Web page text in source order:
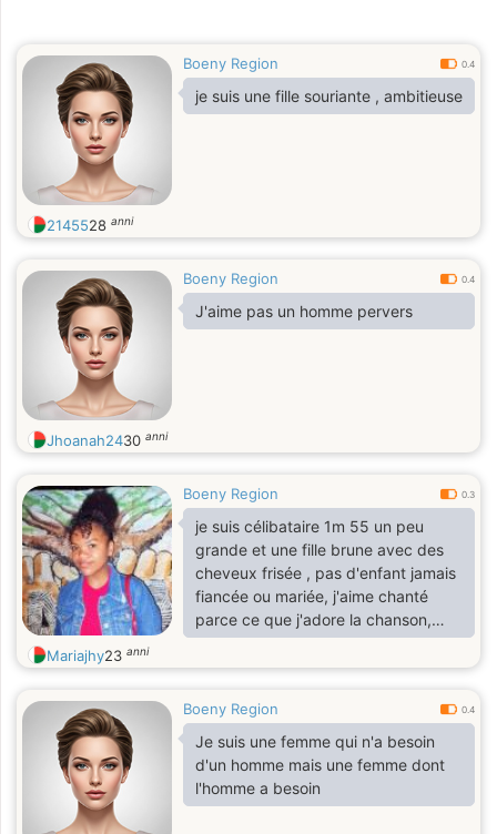
Boeny Region 0.4
je suis une fille souriante , ambitieuse
2145528 anni
Boeny Region 0.4
J'aime pas un homme pervers
Jhoanah2430 anni
Boeny Region 0.3
je suis célibataire 1m 55 un peu
grande et une fille brune avec des
cheveux frisée , pas d'enfant jamais
fiancée ou mariée, j'aime chanté
parce ce que j'adore la chanson,
j'aime baladé
Mariajhy23 anni
Boeny Region 0.4
Je suis une femme qui n'a besoin
d'un homme mais une femme dont
l'homme a besoin